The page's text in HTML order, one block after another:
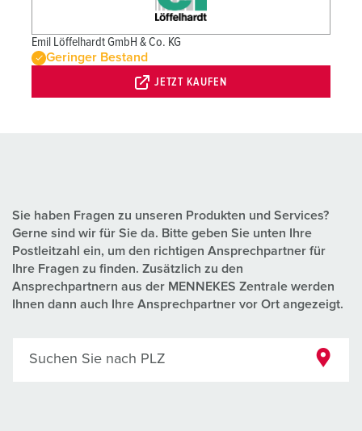
Emil Löffelhardt GmbH & Co. KG
Geringer Bestand
JETZT KAUFEN
Sie haben Fragen zu unseren Produkten und Services?
Gerne sind wir für Sie da. Bitte geben Sie unten Ihre
Postleitzahl ein, um den richtigen Ansprechpartner für
Ihre Fragen zu finden. Zusätzlich zu den
Ansprechpartnern aus der MENNEKES Zentrale werden
Ihnen dann auch Ihre Ansprechpartner vor Ort angezeigt.
Suchen Sie nach PLZ